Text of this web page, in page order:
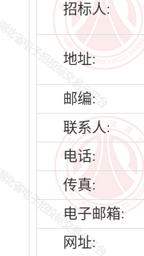
招标人:
地址:
邮编:
联系人:
电话:
传真:
电子邮箱:
网址: